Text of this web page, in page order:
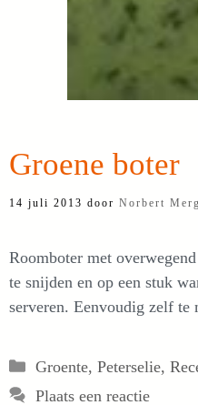
Groene boter
14 juli 2013 door Norbert
Roomboter met
te snijden en op een stuk
serveren. Eenvoudig zelf te
Categorieën
Groente, Peterselie,
Plaats een reactie